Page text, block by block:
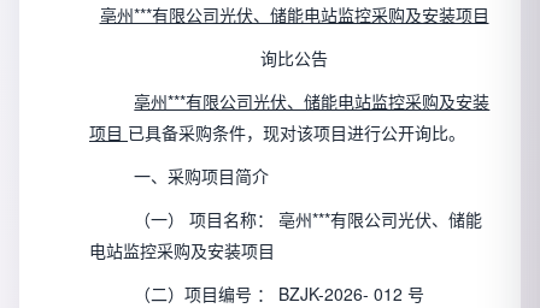
亳州***有限公司光伏、储能电站监控采购及安装项目
询比公告
亳州***有限公司光伏、储能电站监控采购及安装
项目 已具备采购条件，现对该项目进行公开询比。
一、采购项目简介
（一）项目名称： 亳州***有限公司光伏、储能
电站监控采购及安装项目
（二）项目编号 ： BZJK-2026-012号